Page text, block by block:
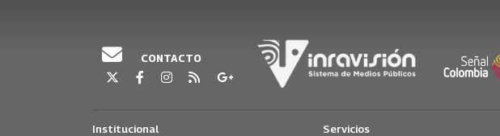
CONTACTO
Institucional Servicios